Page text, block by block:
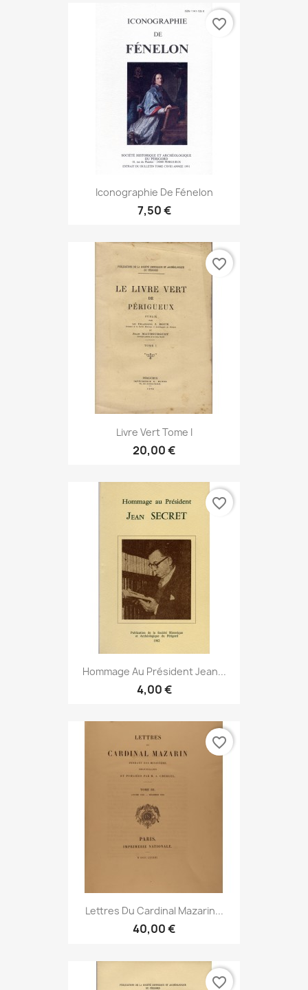
Iconographie De Fénelon
7,50 €
favorite_border
Livre Vert Tome I
20,00 €
favorite_border
Hommage Au Président Jean...
4,00 €
favorite_border
Lettres Du Cardinal Mazarin...
40,00 €
favorite_border
favorite_border